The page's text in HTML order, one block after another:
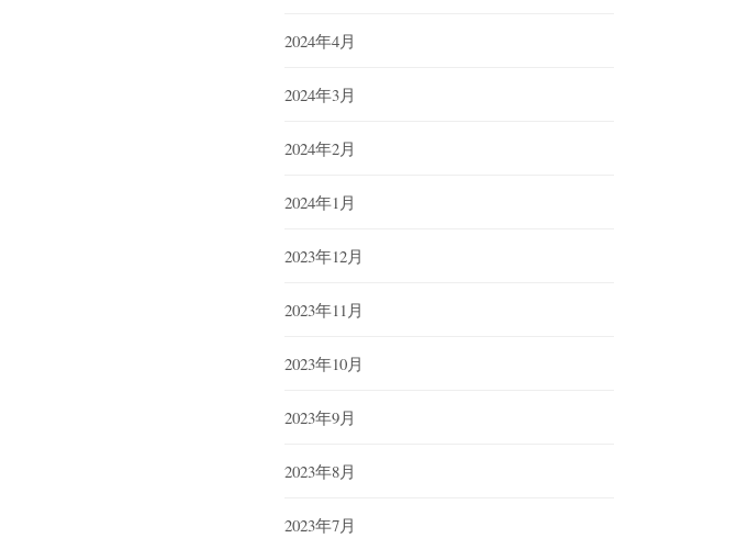
2024年4月
2024年3月
2024年2月
2024年1月
2023年12月
2023年11月
2023年10月
2023年9月
2023年8月
2023年7月